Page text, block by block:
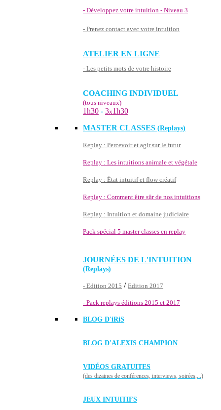
- Développez votre intuition - Niveau 3
- Prenez contact avec votre intuition
ATELIER EN LIGNE
- Les petits mots de votre histoire
COACHING INDIVIDUEL
(tous niveaux)
1h30 - 3x1h30
MASTER CLASSES (Replays)
Replay : Percevoir et agir sur le futur
Replay : Les intuitions animale et végétale
Replay : État intuitif et flow créatif
Replay : Comment être sûr de nos intuitions
Replay : Intuition et domaine judiciaire
Pack spécial 5 master classes en replay
JOURNÉES DE L'INTUITION
(Replays)
- Edition 2015 / Edition 2017
- Pack replays éditions 2015 et 2017
BLOG D'iRiS
BLOG D'ALEXIS CHAMPION
VIDÉOS GRATUITES
(des dizaines de conférences, interviews, soirées,...)
JEUX INTUITIFS